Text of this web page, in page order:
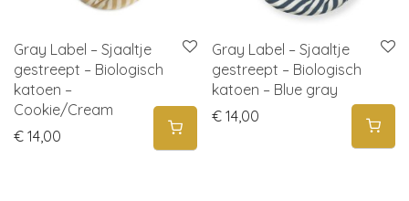
Gray Label – Sjaaltje
gestreept – Biologisch
katoen –
Cookie/Cream
€ 14,00
Gray Label – Sjaaltje
gestreept – Biologisch
katoen – Blue gray
€ 14,00